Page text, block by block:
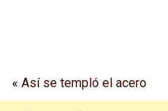
« Así se templó el acero